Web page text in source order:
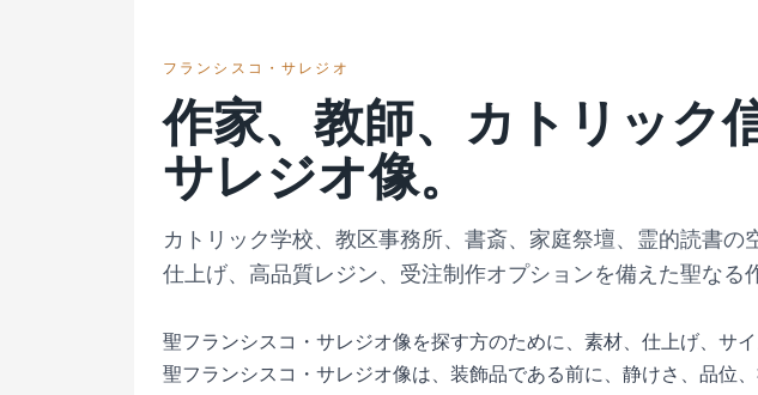
フランシスコ・サレジオ
作家、教師、カトリック
サレジオ像。
カトリック学校、教区事務所、書斎、家庭祭壇、霊的読書
仕上げ、高品質レジン、受注制作オプションを備えた聖なる
聖フランシスコ・サレジオ像を探す方のために、素材、仕上げ、サ
聖フランシスコ・サレジオ像は、装飾品である前に、静けさ、品位